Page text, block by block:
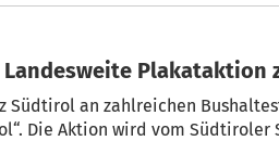
Plakataktion
Südtirol an zahlreichen
Die Aktion wird vom Südtiroler